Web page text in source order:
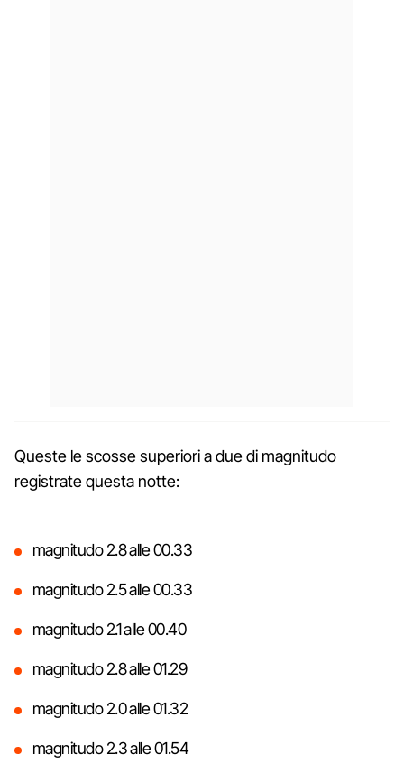
Queste le scosse superiori a due di magnitudo
registrate questa notte:
magnitudo 2.8 alle 00.33
magnitudo 2.5 alle 00.33
magnitudo 2.1 alle 00.40
magnitudo 2.8 alle 01.29
magnitudo 2.0 alle 01.32
magnitudo 2.3 alle 01.54